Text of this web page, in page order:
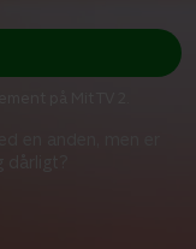
en anden, men er
på Mit TV 2.